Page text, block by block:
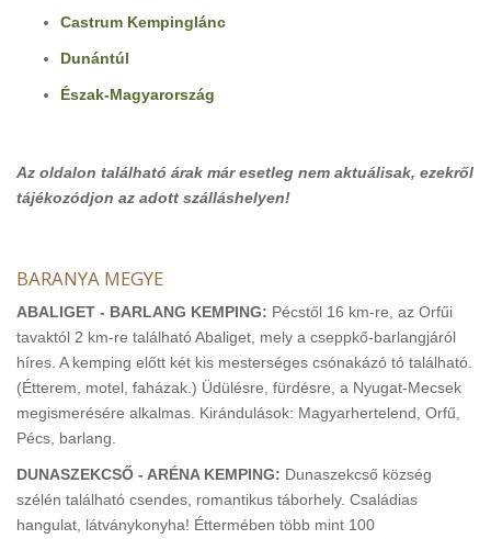
Castrum Kempinglánc
Dunántúl
Észak-Magyarország
Az oldalon található árak már esetleg nem aktuálisak, ezekről
tájékozódjon az adott szálláshelyen!
BARANYA MEGYE
ABALIGET - BARLANG KEMPING: Pécstől 16 km-re, az Orfűi
tavaktól 2 km-re található Abaliget, mely a cseppkő-barlangjáról
híres. A kemping előtt két kis mesterséges csónakázó tó található.
(Étterem, motel, faházak.) Üdülésre, fürdésre, a Nyugat-Mecsek
megismerésére alkalmas. Kirándulások: Magyarhertelend, Orfű,
Pécs, barlang.
DUNASZEKCSŐ - ARÉNA KEMPING: Dunaszekcső község
szélén található csendes, romantikus táborhely. Családias
hangulat, látványkonyha! Éttermében több mint 100